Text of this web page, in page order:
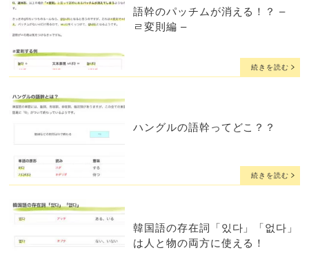
語幹のパッチムが消える！？ –
ㄹ変則編 –
続きを読む
ハングルの語幹ってどこ？？
続きを読む
韓国語の存在詞「있다」「없다」
は人と物の両方に使える！